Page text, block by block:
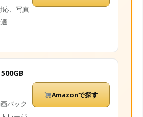
応、写真
バック
Amazonで探す